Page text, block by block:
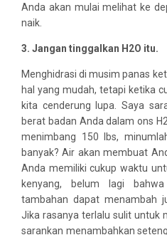
Anda akan mulai melihat ke
naik.
3. Jangan tinggalkan H2O itu.
Menghidrasi di musim panas
hal yang mudah, tetapi ketika
kita cenderung lupa. Saya
berat badan Anda dalam ons
menimbang 150 lbs,
banyak? Air akan membuat
Anda memiliki cukup waktu
kenyang, belum lagi
tambahan dapat menambah
Jika rasanya terlalu sulit untuk
sarankan menambahkan